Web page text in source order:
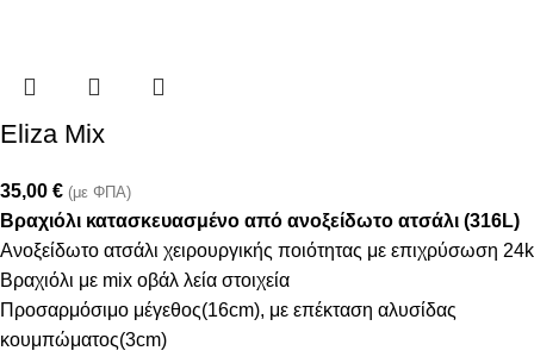
Eliza Mix
35,00 € (με ΦΠΑ)
Βραχιόλι κατασκευασμένο από ανοξείδωτο ατσάλι (316L)
Ανοξείδωτο ατσάλι χειρουργικής ποιότητας με επιχρύσωση 24k
Βραχιόλι με mix οβάλ λεία στοιχεία
Προσαρμόσιμο μέγεθος(16cm), με επέκταση αλυσίδας
κουμπώματος(3cm)